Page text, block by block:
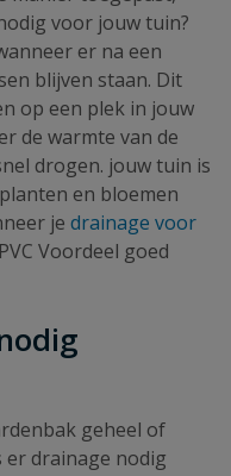
voor jouw tuin?
er na een
blijven staan. Dit
op een plek in jouw
de warmte van de
drogen. jouw tuin is
en bloemen
je drainage voor
Voordeel goed
geheel of
er drainage nodig